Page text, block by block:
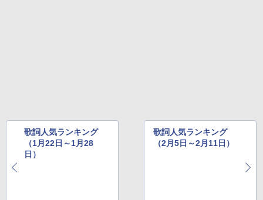
歌詞人気ランキング
（1月22日～1月28
日）
歌詞人気ランキング
（2月5日～2月11日）